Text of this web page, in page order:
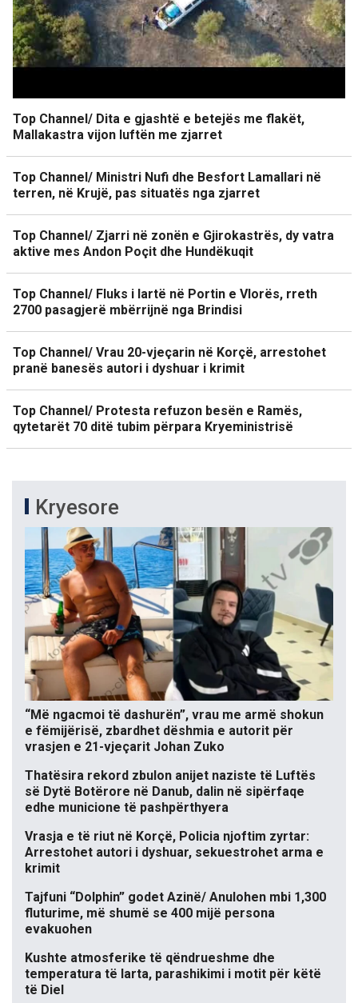
Top Channel/ Dita e gjashtë e betejës me flakët,
Mallakastra vijon luftën me zjarret
Top Channel/ Ministri Nufi dhe Besfort Lamallari në
terren, në Krujë, pas situatës nga zjarret
Top Channel/ Zjarri në zonën e Gjirokastrës, dy vatra
aktive mes Andon Poçit dhe Hundëkuqit
Top Channel/ Fluks i lartë në Portin e Vlorës, rreth
2700 pasagjerë mbërrijnë nga Brindisi
Top Channel/ Vrau 20-vjeçarin në Korçë, arrestohet
pranë banesës autori i dyshuar i krimit
Top Channel/ Protesta refuzon besën e Ramës,
qytetarët 70 ditë tubim përpara Kryeministrisë
Kryesore
“Më ngacmoi të dashurën”, vrau me armë shokun
e fëmijërisë, zbardhet dëshmia e autorit për
vrasjen e 21-vjeçarit Johan Zuko
Thatësira rekord zbulon anijet naziste të Luftës
së Dytë Botërore në Danub, dalin në sipërfaqe
edhe municione të pashpërthyera
Vrasja e të riut në Korçë, Policia njoftim zyrtar:
Arrestohet autori i dyshuar, sekuestrohet arma e
krimit
Tajfuni “Dolphin” godet Azinë/ Anulohen mbi 1,300
fluturime, më shumë se 400 mijë persona
evakuohen
Kushte atmosferike të qëndrueshme dhe
temperatura të larta, parashikimi i motit për këtë
të Diel